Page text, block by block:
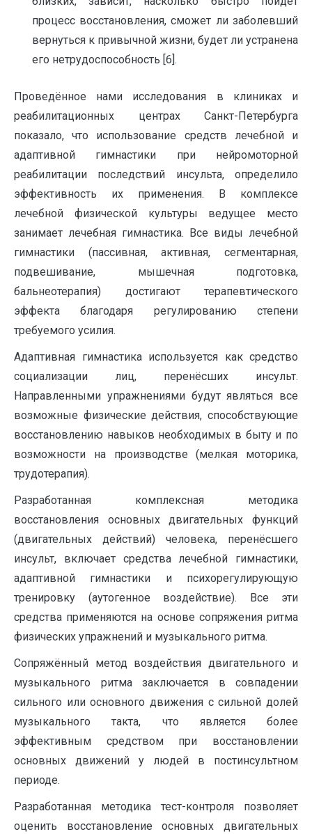
процесс восстановления, сможет ли заболевший
вернуться к привычной жизни, будет ли устранена
его нетрудоспособность [6].
Проведённое нами исследования в клиниках и
реабилитационных центрах Санкт-Петербурга
показало, что использование средств лечебной и
адаптивной гимнастики при нейромоторной
реабилитации последствий инсульта, определило
эффективность их применения. В комплексе
лечебной физической культуры ведущее место
занимает лечебная гимнастика. Все виды лечебной
гимнастики (пассивная, активная, сегментарная,
подвешивание, мышечная подготовка,
бальнеотерапия) достигают терапевтического
эффекта благодаря регулированию степени
требуемого усилия.
Адаптивная гимнастика используется как средство
социализации лиц, перенёсших инсульт.
Направленными упражнениями будут являться все
возможные физические действия, способствующие
восстановлению навыков необходимых в быту и по
возможности на производстве (мелкая моторика,
трудотерапия).
Разработанная комплексная методика
восстановления основных двигательных функций
(двигательных действий) человека, перенёсшего
инсульт, включает средства лечебной гимнастики,
адаптивной гимнастики и психорегулирующую
тренировку (аутогенное воздействие). Все эти
средства применяются на основе сопряжения ритма
физических упражнений и музыкального ритма.
Сопряжённый метод воздействия двигательного и
музыкального ритма заключается в совпадении
сильного или основного движения с сильной долей
музыкального такта, что является более
эффективным средством при восстановлении
основных движений у людей в постинсультном
периоде.
Разработанная методика тест-контроля позволяет
оценить восстановление основных двигательных